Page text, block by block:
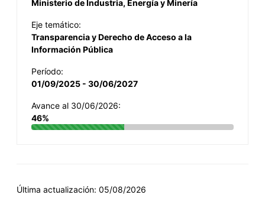
Ministerio de Industria, Energía y Minería
Eje temático:
Transparencia y Derecho de Acceso a la
Información Pública
Período:
01/09/2025 - 30/06/2027
Avance al 30/06/2026:
46%
Última actualización: 05/08/2026